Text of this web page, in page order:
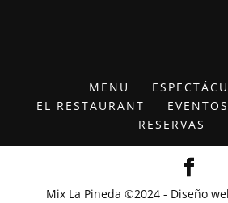
MENU
EL RESTAURANT
EVENTOS
RESERVAS
Mix La Pineda ©2024 - Diseño